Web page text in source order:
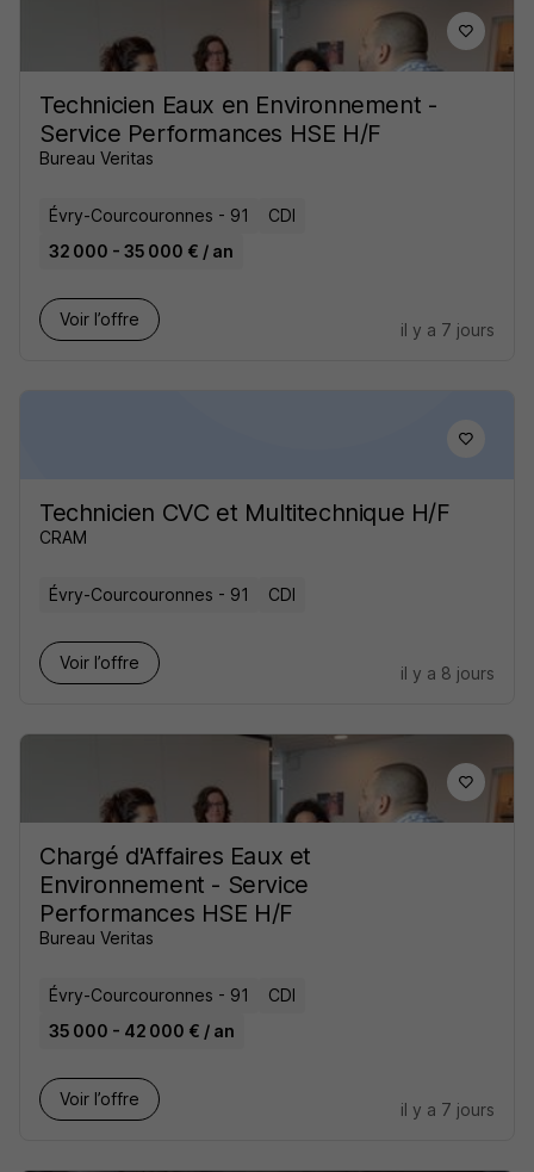
Technicien Eaux en Environnement -
Service Performances HSE H/F
Bureau Veritas
Évry-Courcouronnes - 91
CDI
32 000 - 35 000 € / an
Voir l’offre
il y a 7 jours
Technicien CVC et Multitechnique H/F
CRAM
Évry-Courcouronnes - 91 CDI
Voir l’offre
il y a 8 jours
Chargé d'Affaires Eaux et
Environnement - Service
Performances HSE H/F
Bureau Veritas
Évry-Courcouronnes - 91
CDI
35 000 - 42 000 € / an
Voir l’offre
il y a 7 jours